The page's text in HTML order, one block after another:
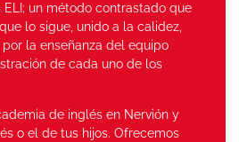
un método contrastado que
lo sigue, unido a la calidez,
la enseñanza del equipo
de cada uno de los
de inglés en Nervión y
o el de tus hijos. Ofrecemos